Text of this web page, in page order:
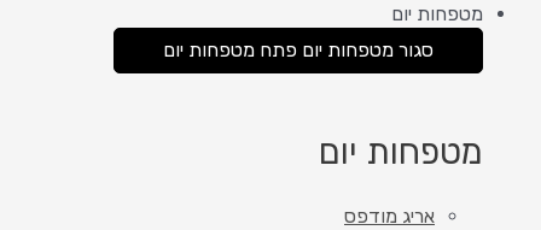
מטפחות יום
סגור מטפחות יום פתח מטפחות יום
מטפחות יום
אריג מודפס